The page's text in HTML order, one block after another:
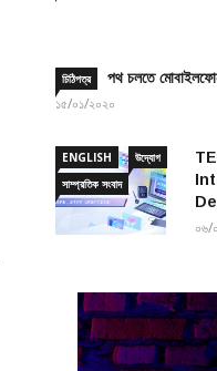
চিঠিপত্র পথ চলতে
১৫/০১/২০২০
ENGLISH
উদ্যোগ
সাম্প্রতিক সংবাদ
০৬/